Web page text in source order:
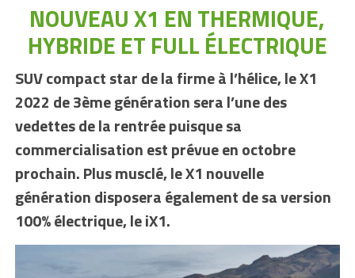
NOUVEAU X1 EN THERMIQUE,
HYBRIDE ET FULL ÉLECTRIQUE
SUV compact star de la firme à l’hélice, le X1
2022 de 3ème génération sera l’une des
vedettes de la rentrée puisque sa
commercialisation est prévue en octobre
prochain. Plus musclé, le X1 nouvelle
génération disposera également de sa version
100% électrique, le iX1.